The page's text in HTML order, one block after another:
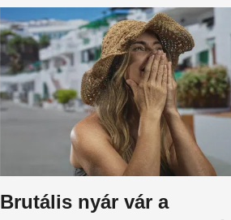
Brutális nyár vár a